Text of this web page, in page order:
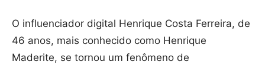
O influenciador digital Henrique Costa Ferreira, de
46 anos, mais conhecido como Henrique
Maderite, se tornou um fenômeno de